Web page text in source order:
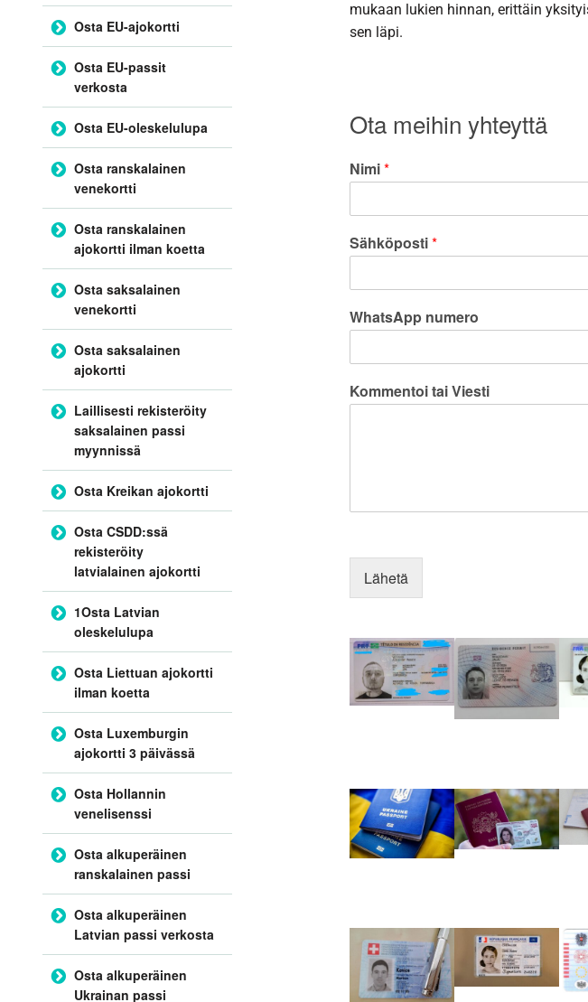
mukaan lukien hinnan, erittäin
sen läpi.
Ota meihin yhteyttä
Nimi*
Sähköposti*
WhatsApp numero
Kommentoi tai Viesti
Lähetä
Osta EU-ajokortti
Osta EU-passit
verkosta
Osta EU-oleskelulupa
Osta ranskalainen
venekortti
Osta ranskalainen
ajokortti ilman koetta
Osta saksalainen
venekortti
Osta saksalainen
ajokortti
Laillisesti rekisteröity
saksalainen passi
myynnissä
Osta Kreikan ajokortti
Osta CSDD:ssä
rekisteröity
latvialainen ajokortti
1Osta Latvian
oleskelulupa
Osta Liettuan ajokortti
ilman koetta
Osta Luxemburgin
ajokortti 3 päivässä
Osta Hollannin
venelisenssi
Osta alkuperäinen
ranskalainen passi
Osta alkuperäinen
Latvian passi verkosta
Osta alkuperäinen
Ukrainan passi